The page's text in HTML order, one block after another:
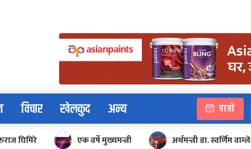
विचार खेलकुद अन्य पात्रो
घिमिरे एक वर्षे मुख्यमन्त्री अर्थमन्त्री डा. स्वर्णिम वाग्ले